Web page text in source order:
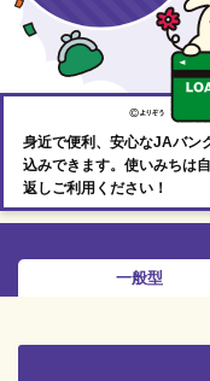
身近で便利、安心なJAバン
込みできます。使いみちは
返しご利用ください！
一般型